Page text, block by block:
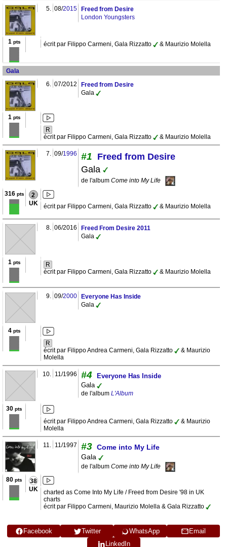
5. 08/2015
Freed from Desire
London Youngsters
1pts écrit par Filippo Carmeni, Gala Rizzatto & Maurizio Molella
Gala
6. 07/2012
Freed from Desire
Gala
1pts
R
écrit par Filippo Carmeni, Gala Rizzatto
& Maurizio Molella
7. 09/1996 #1 Freed from Desire
Gala
de l'album Come into My Life
316pts 2
UK écrit par Filippo Carmeni, Gala Rizzatto & Maurizio Molella
8. 06/2016
Freed From Desire 2011
Gala
1pts
R
écrit par Filippo Carmeni, Gala Rizzatto
& Maurizio Molella
9. 09/2000
Everyone Has Inside
Gala
4pts
R
écrit par Filippo Andrea Carmeni, Gala Rizzatto
& Maurizio
Molella
10. 11/1996 #4
Everyone Has Inside
Gala
de l'album L'Album
30 pts
écrit par Filippo Andrea Carmeni, Gala Rizzatto
& Maurizio
Molella
11. 11/1997 #3 Come into My Life
Gala
de l'album Come into My Life
80 pts 38
UK
charted as Come Into My Life / Freed from Desire '98 in UK
charts
écrit par Filippo Carmeni, Maurizio Molella & Gala Rizzatto
Facebook Twitter WhatsApp
Email
LinkedIn